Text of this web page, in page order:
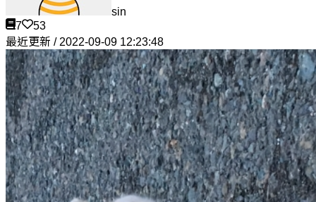
sin
7
53
最近更新 / 2022-09-09 12:23:48